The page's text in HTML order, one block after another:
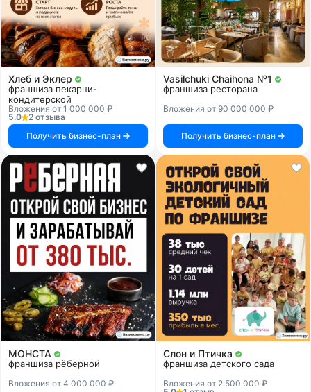
Хлеб и Эклер
франшиза пекарни-
кондитерской
Вложения от 1 000 000 ₽
5.0
2 отзыва
Получить бизнес-план
Vasilchuki Chaihona №1
франшиза ресторана
Вложения от 90 000 000 ₽
Получить бизнес-план
МОНСТА
франшиза рёберной
Вложения от 4 000 000 ₽
Слон и Птичка
франшиза детского сада
Вложения от 2 500 000 ₽